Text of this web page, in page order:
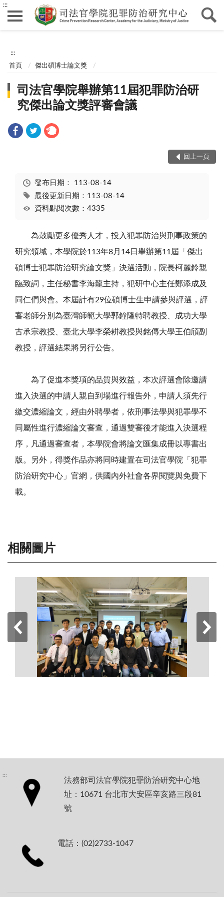
:::
:::
首頁 傑出碩博士論文獎
司法官學院舉辦第11屆犯罪防治研
究傑出論文獎評審會議
回上一頁
發布日期： 113-08-14
最後更新日期：113-08-14
資料點閱次數：4335
為鼓勵更多優秀人才，投入犯罪防治與刑事政策的
研究領域，本學院於113年8月14日舉辦第11屆「傑出
碩博士犯罪防治研究論文獎」決選活動，院長柯麗鈴親
臨致詞，主任秘書李海龍主持，犯研中心主任鄭添成及
同仁們與會。本屆計有29位碩博士生申請參與評選，評
審老師分別為臺灣師範大學郭鐘隆特聘教授、成功大學
古承宗教授、臺北大學李榮耕教授與銘傳大學王伯頎副
教授，評選結果將另行公告。
為了促進本獎項的品質與效益，本次評選會除邀請
進入決選的申請人親自到場進行報告外，申請人須先行
繳交濃縮論文，經由外聘學者，依刑事法學與犯罪學不
同屬性進行濃縮論文審查，通過雙審後才能進入決選程
序，凡通過審查者，本學院會將論文匯集成冊以專書出
版。另外，得獎作品亦將同時建置在司法官學院「犯罪
防治研究中心」官網，供國內外社會各界閱覽與免費下
載。
相關圖片
:::
法務部司法官學院犯罪防治研究中心地
址：10671 台北市大安區辛亥路三段81
號
電話：(02)2733-1047